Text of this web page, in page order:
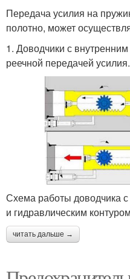
Передача усилия на
полотно, может
1. Доводчики с
реечной передачей усилия.
Схема работы доводчика
и гидравлическим контуром
читать дальше →